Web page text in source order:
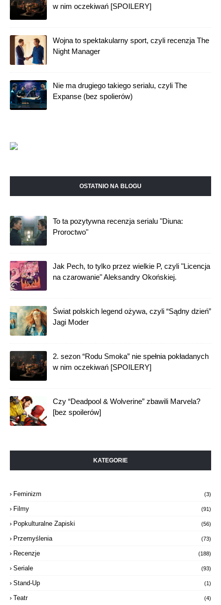
w nim oczekiwań [SPOILERY]
Wojna to spektakularny sport, czyli recenzja The
Night Manager
Nie ma drugiego takiego serialu, czyli The
Expanse (bez spolierów)
OSTATNIO NA BLOGU
To ta pozytywna recenzja serialu "Diuna:
Proroctwo"
Jak Pech, to tylko przez wielkie P, czyli "Licencja
na czarowanie" Aleksandry Okońskiej.
Świat polskich legend ożywa, czyli “Sądny dzień”
Jagi Moder
2. sezon “Rodu Smoka” nie spełnia pokładanych
w nim oczekiwań [SPOILERY]
Czy “Deadpool & Wolverine” zbawili Marvela?
[bez spoilerów]
KATEGORIE
Feminizm (3)
Filmy (91)
Popkulturalne Zapiski (56)
Przemyślenia (73)
Recenzje (188)
Seriale (93)
Stand-Up (1)
Teatr (4)